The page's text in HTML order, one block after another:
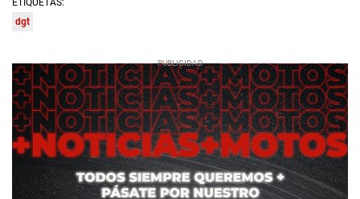
ETIQUETAS:
dgt